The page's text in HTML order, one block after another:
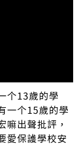
个13歲的學
一个15歲的學
嘛出聲批評，
愛保護學校安